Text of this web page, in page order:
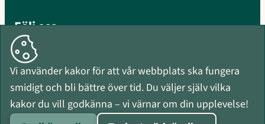
Följ oss
Facebook
Instagram
Mynewsdesk
RSS-flöden
Vi använder kakor för att vår webbplats ska fungera
smidigt och bli bättre över tid. Du väljer själv vilka
kakor du vill godkänna – vi värnar om din upplevelse!